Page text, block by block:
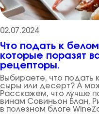
02.07.2024
Что подать к
которые поразят
рецепторы.
Выбираете, что подать
сыры или десерт? А
Расскажем, что лучше
винам Совиньон Блан,
в полезном блоге